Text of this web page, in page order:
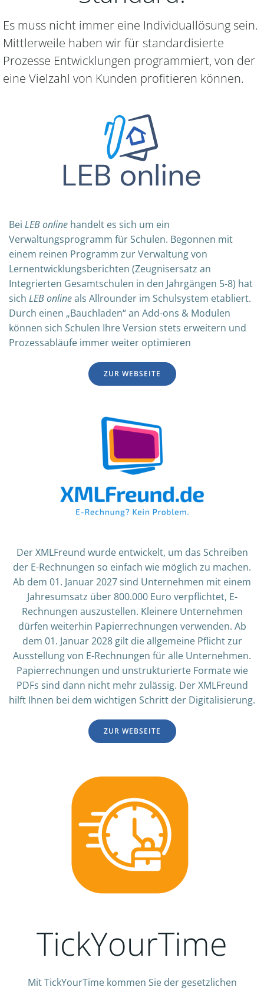
Es muss nicht immer eine Individuallösung sein.
Mittlerweile haben wir für standardisierte
Prozesse Entwicklungen programmiert, von der
eine Vielzahl von Kunden profitieren können.
Bei LEB online handelt es sich um ein
Verwaltungsprogramm für Schulen. Begonnen mit
einem reinen Programm zur Verwaltung von
Lernentwicklungsberichten (Zeugnisersatz an
Integrierten Gesamtschulen in den Jahrgängen 5-8) hat
sich LEB onlineals Allrounder im Schulsystem etabliert.
Durch einen „Bauchladen“ an Add-ons & Modulen
können sich Schulen Ihre Version stets erweitern und
Prozessabläufe immer weiter optimieren
ZUR WEBSEITE
Der XMLFreund wurde entwickelt, um das Schreiben
der E-Rechnungen so einfach wie möglich zu machen.
Ab dem 01. Januar 2027 sind Unternehmen mit einem
Jahresumsatz über 800.000 Euro verpflichtet, E-
Rechnungen auszustellen. Kleinere Unternehmen
dürfen weiterhin Papierrechnungen verwenden. Ab
dem 01. Januar 2028 gilt die allgemeine Pflicht zur
Ausstellung von E-Rechnungen für alle Unternehmen.
Papierrechnungen und unstrukturierte Formate wie
PDFs sind dann nicht mehr zulässig. Der XMLFreund
hilft Ihnen bei dem wichtigen Schritt der Digitalisierung.
ZUR WEBSEITE
TickYourTime
Mit TickYourTime kommen Sie der gesetzlichen